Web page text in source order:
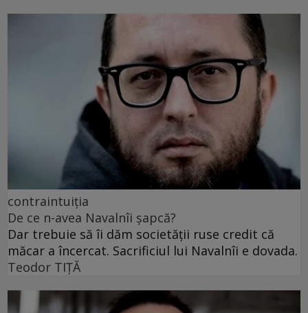
contraintuiția
De ce n-avea Navalnîi șapcă?
Dar trebuie să îi dăm societății ruse credit că
măcar a încercat. Sacrificiul lui Navalnîi e dovada.
Teodor TIŢĂ